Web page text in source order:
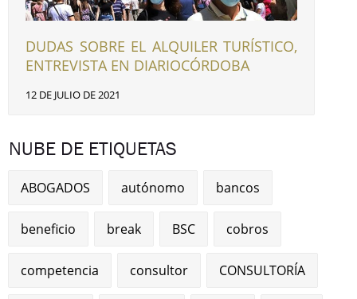
DUDAS SOBRE EL ALQUILER TURÍSTICO,
ENTREVISTA EN DIARIOCÓRDOBA
12 DE JULIO DE 2021
NUBE DE ETIQUETAS
ABOGADOS autónomo bancos
beneficio break BSC cobros
competencia consultor CONSULTORÍA